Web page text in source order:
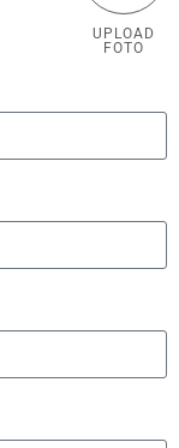
UPLOAD
FOTO